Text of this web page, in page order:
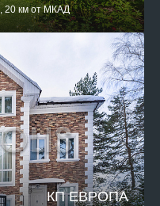
20 км от МКАД
КП ЕВРОПА